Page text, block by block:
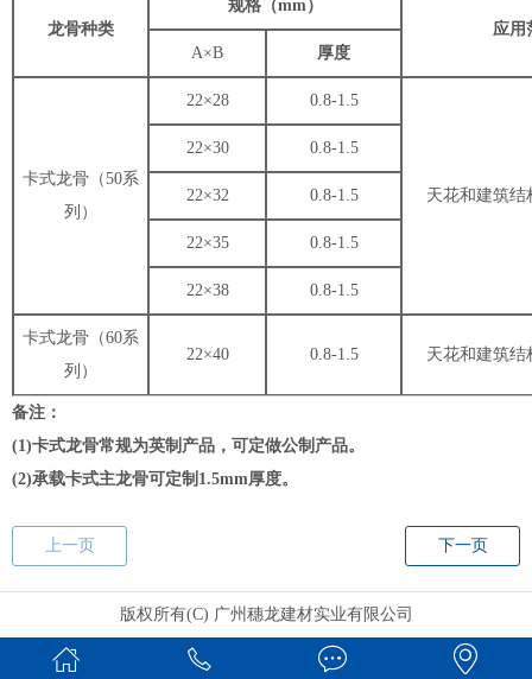
龙骨种类
规格（mm）
应用
A×B
厚度
卡式龙骨（50系
列）
22×28 0.8-1.5
天花和建筑结
22×30 0.8-1.5
22×32 0.8-1.5
22×35 0.8-1.5
22×38 0.8-1.5
卡式龙骨（60系
列）
22×40 0.8-1.5 天花和建筑结
备注：
(1)卡式龙骨常规为英制产品，可定做公制产品。
(2)承载卡式主龙骨可定制1.5mm厚度。
上一页 下一页
版权所有(C) 广州穗龙建材实业有限公司